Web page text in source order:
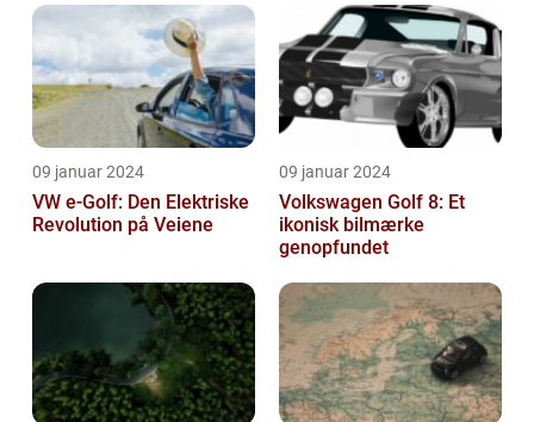
09 januar 2024
VW e-Golf: Den Elektriske
Revolution på Veiene
09 januar 2024
Volkswagen Golf 8: Et
ikonisk bilmærke
genopfundet